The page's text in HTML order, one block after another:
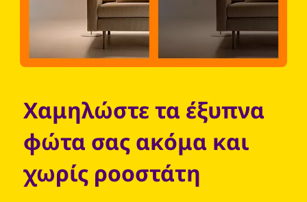
Χαμηλώστε τα έξυπνα
φώτα σας ακόμα και
χωρίς ροοστάτη